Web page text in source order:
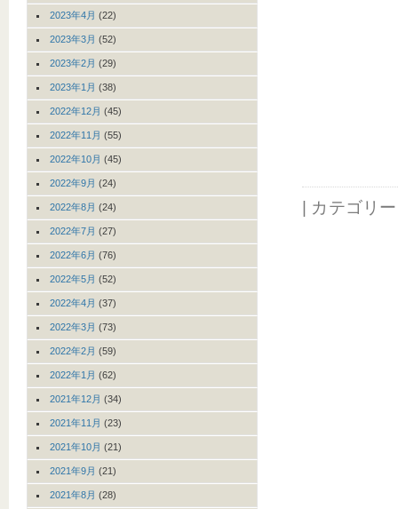
| カテゴリ
2023年4月 (22)
2023年3月 (52)
2023年2月 (29)
2023年1月 (38)
2022年12月 (45)
2022年11月 (55)
2022年10月 (45)
2022年9月 (24)
2022年8月 (24)
2022年7月 (27)
2022年6月 (76)
2022年5月 (52)
2022年4月 (37)
2022年3月 (73)
2022年2月 (59)
2022年1月 (62)
2021年12月 (34)
2021年11月 (23)
2021年10月 (21)
2021年9月 (21)
2021年8月 (28)